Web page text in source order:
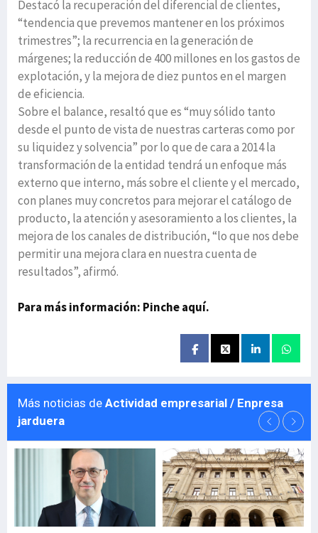
Destacó la recuperación del diferencial de clientes,
“tendencia que prevemos mantener en los próximos
trimestres”; la recurrencia en la generación de
márgenes; la reducción de 400 millones en los gastos de
explotación, y la mejora de diez puntos en el margen
de eficiencia.
Sobre el balance, resaltó que es “muy sólido tanto
desde el punto de vista de nuestras carteras como por
su liquidez y solvencia” por lo que de cara a 2014 la
transformación de la entidad tendrá un enfoque más
externo que interno, más sobre el cliente y el mercado,
con planes muy concretos para mejorar el catálogo de
producto, la atención y asesoramiento a los clientes, la
mejora de los canales de distribución, “lo que nos debe
permitir una mejora clara en nuestra cuenta de
resultados”, afirmó.
Para más información: Pinche aquí.
Más noticias de Actividad empresarial / Enpresa
jarduera